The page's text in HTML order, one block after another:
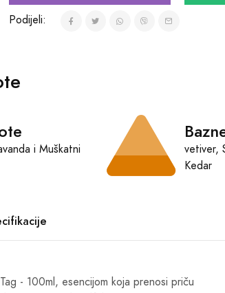
Podijeli:
i Muškatni
vetiver,
Kedar
- 100ml, esencijom koja prenosi priču